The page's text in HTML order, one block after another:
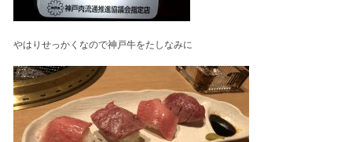
やはりせっかくなので神戸牛をたしなみに